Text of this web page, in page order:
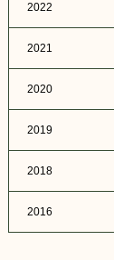
2022
2021
2020
2019
2018
2016